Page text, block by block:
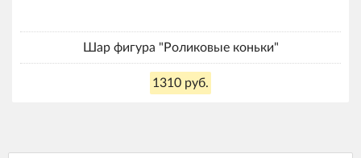
Шар фигура "Роликовые коньки"
1310 руб.